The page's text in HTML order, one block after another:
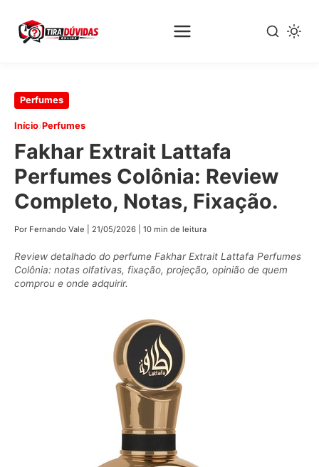
Pular
conteúdo
principal
Perfumes
Início›Perfumes
Fakhar Extrait Lattafa
Perfumes Colônia: Review
Completo, Notas, Fixação.
Por Fernando Vale 21/05/2026 10 min de leitura
Review detalhado do perfume Fakhar Extrait Lattafa Perfumes
Colônia: notas olfativas, fixação, projeção, opinião de quem
comprou e onde adquirir.